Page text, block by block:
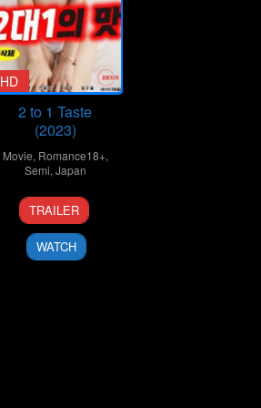
HD
2 to 1 Taste
(2023)
Movie, Romance18+,
Semi, Japan
TRAILER
WATCH